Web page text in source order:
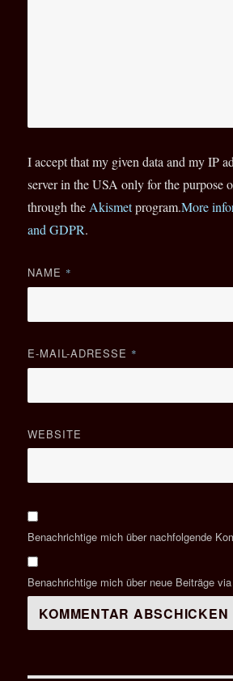
I accept that my given data and my IP
server in the USA only for the purpose
through theAkismetprogram.More
and GDPR.
NAME *
E-MAIL-ADRESSE *
WEBSITE
Benachrichtige mich über nachfolgende
Benachrichtige mich über neue Beiträge